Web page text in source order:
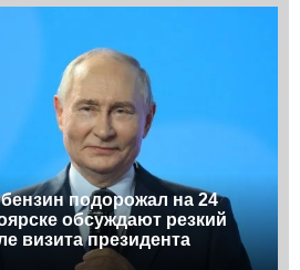
подорожал на 24
обсуждают резкий
визита президента